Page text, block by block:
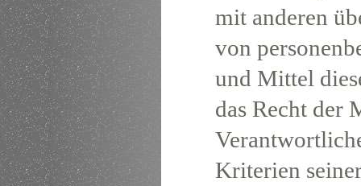
mit anderen
von
und Mittel
das Recht der
Kriterien